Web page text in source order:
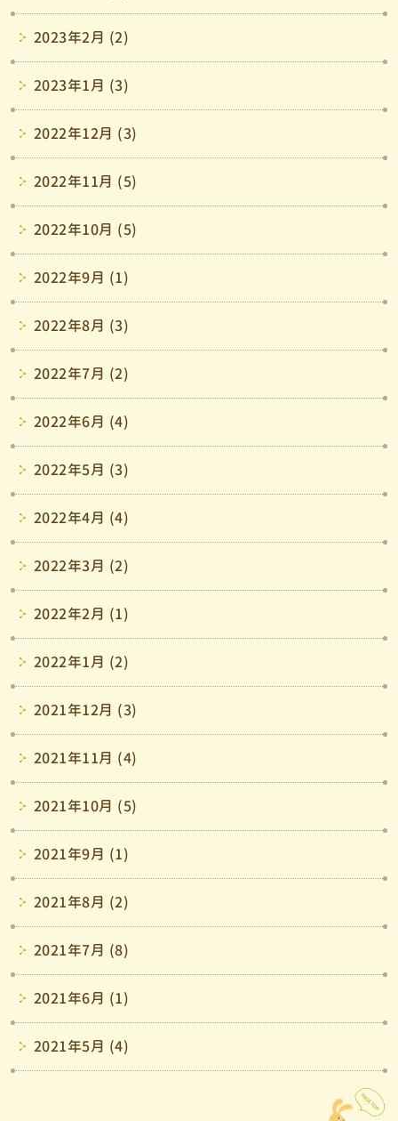
2023年2月 (2)
2023年1月 (3)
2022年12月 (3)
2022年11月 (5)
2022年10月 (5)
2022年9月 (1)
2022年8月 (3)
2022年7月 (2)
2022年6月 (4)
2022年5月 (3)
2022年4月 (4)
2022年3月 (2)
2022年2月 (1)
2022年1月 (2)
2021年12月 (3)
2021年11月 (4)
2021年10月 (5)
2021年9月 (1)
2021年8月 (2)
2021年7月 (8)
2021年6月 (1)
2021年5月 (4)